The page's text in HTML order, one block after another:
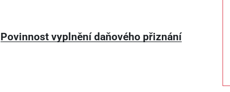
Povinnost vyplnění daňového přiznání